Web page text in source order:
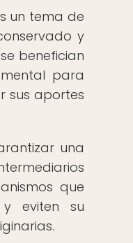
un tema de
y
benefician
para
sus aportes
una
que
y eviten su